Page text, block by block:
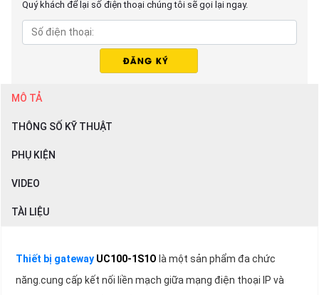
Quý khách để lại số điện thoại chúng tôi sẽ gọi lại ngay.
MÔ TẢ
THÔNG SỐ KỸ THUẬT
PHỤ KIỆN
VIDEO
TÀI LIỆU
Thiết bị gateway UC100-1S1O là một sản phẩm đa chức
năng.cung cấp kết nối liền mạch giữa mạng điện thoại IP và